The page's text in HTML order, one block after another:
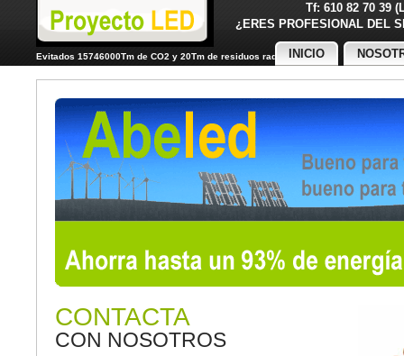
Tf: 610 82 70 39
¿ERES PROFESIONAL
Evitados 15746000Tm de CO2 y 20Tm de residuos radiactivos
INICIO
CONTACTA
CON NOSOTROS